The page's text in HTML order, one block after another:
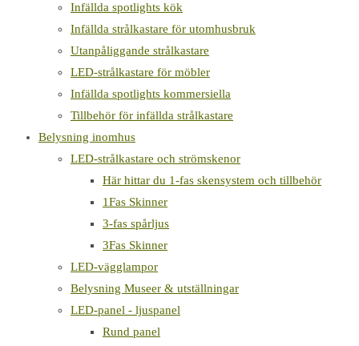
Infällda spotlights kök
Infällda strålkastare för utomhusbruk
Utanpåliggande strålkastare
LED-strålkastare för möbler
Infällda spotlights kommersiella
Tillbehör för infällda strålkastare
Belysning inomhus
LED-strålkastare och strömskenor
Här hittar du 1-fas skensystem och tillbehör
1Fas Skinner
3-fas spårljus
3Fas Skinner
LED-vägglampor
Belysning Museer & utställningar
LED-panel - ljuspanel
Rund panel